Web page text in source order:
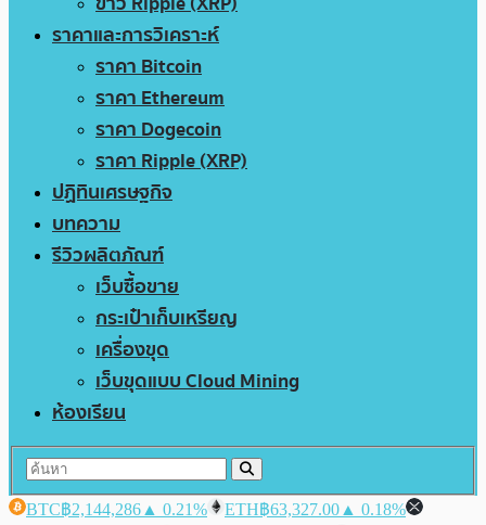
ราคาและการวิเคราะห์
ราคา Bitcoin
ราคา Ethereum
ราคา Dogecoin
ราคา Ripple (XRP)
ปฏิทินเศรษฐกิจ
บทความ
รีวิวผลิตภัณฑ์
เว็บซื้อขาย
กระเป๋าเก็บเหรียญ
เครื่องขุด
เว็บขุดแบบ Cloud Mining
ห้องเรียน
BTC฿2,144,286 ▲ 0.21% ETH฿63,327.00 ▲ 0.18%